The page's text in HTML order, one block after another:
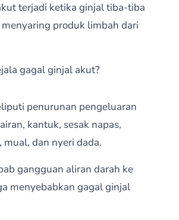
terjadi ketika ginjal tiba-tiba
produk limbah dari
gagal ginjal akut?
penurunan pengeluaran
kantuk, sesak napas,
dan nyeri dada.
gangguan aliran darah ke
menyebabkan gagal ginjal